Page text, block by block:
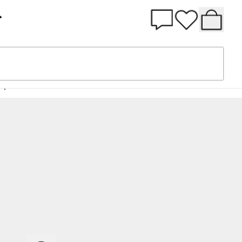
Falsterbo III Dahlia Garden - 7688